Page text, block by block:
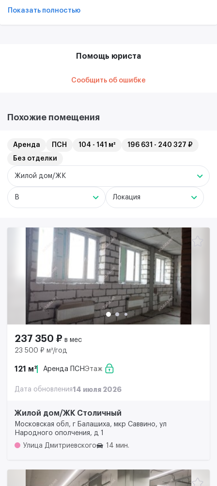
Показать полностью
Помощь юриста
Сообщить об ошибке
Похожие помещения
Аренда ПСН 104 - 141 м²
196 631 - 240 327 ₽
Без отделки
Жилой дом/ЖК
B Локация
237 350 ₽ в мес
23 500 ₽ м²/год
121 м² Аренда ПСНЭтаж
Дата обновления14 июля 2026
Жилой дом/ЖК Столичный
Московская обл, г Балашиха, мкр Саввино, ул
Народного ополчения, д 1
Улица Дмитриевского
14 мин.